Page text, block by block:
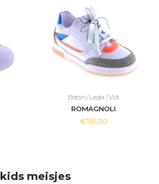
Bottin / Leder / Wit
ROMAGNOLI
€115,00
kids meisjes